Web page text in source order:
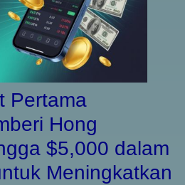
Pertama
Hong
$5,000 dalam
Meningkatkan